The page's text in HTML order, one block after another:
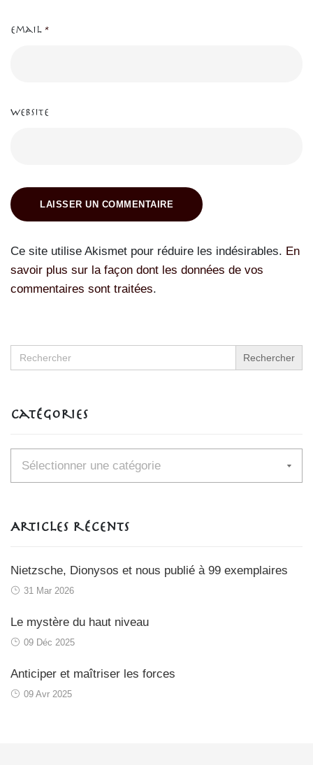
Email *
Website
LAISSER UN COMMENTAIRE
Ce site utilise Akismet pour réduire les indésirables. En
savoir plus sur la façon dont les données de vos
commentaires sont traitées.
Search
for:
Catégories
Catégories
Articles récents
Nietzsche, Dionysos et nous publié à 99 exemplaires
31 Mar 2026
Le mystère du haut niveau
09 Déc 2025
Anticiper et maîtriser les forces
09 Avr 2025